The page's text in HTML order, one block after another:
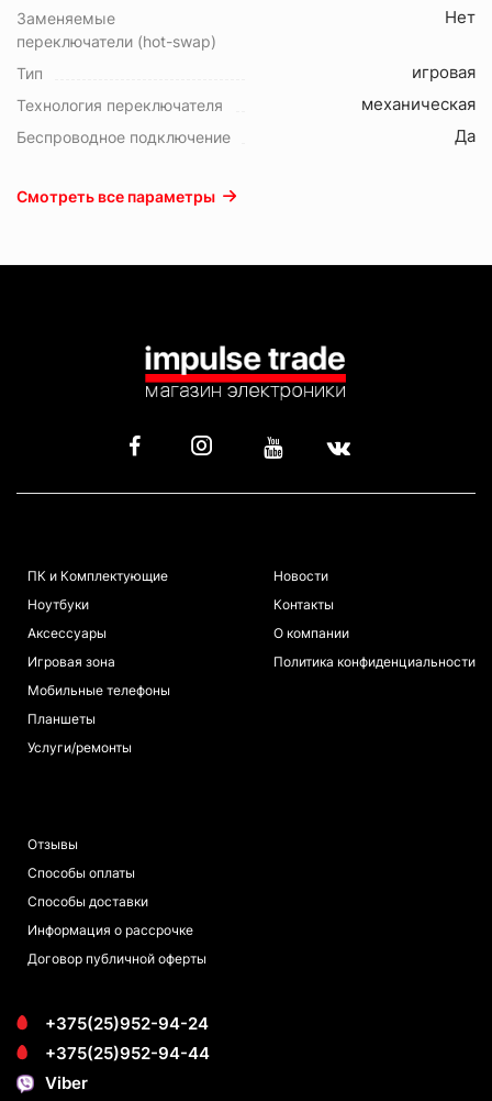
Заменяемые
переключатели (hot-swap)
Нет
Тип игровая
Технология переключателя механическая
Беспроводное подключение Да
Смотреть все параметры
ПК и Комплектующие
Ноутбуки
Аксессуары
Игровая зона
Мобильные телефоны
Планшеты
Услуги/ремонты
Новости
Контакты
О компании
Политика конфиденциальности
Отзывы
Способы оплаты
Способы доставки
Информация о рассрочке
Договор публичной оферты
+375(25)952-94-24
+375(25)952-94-44
Viber